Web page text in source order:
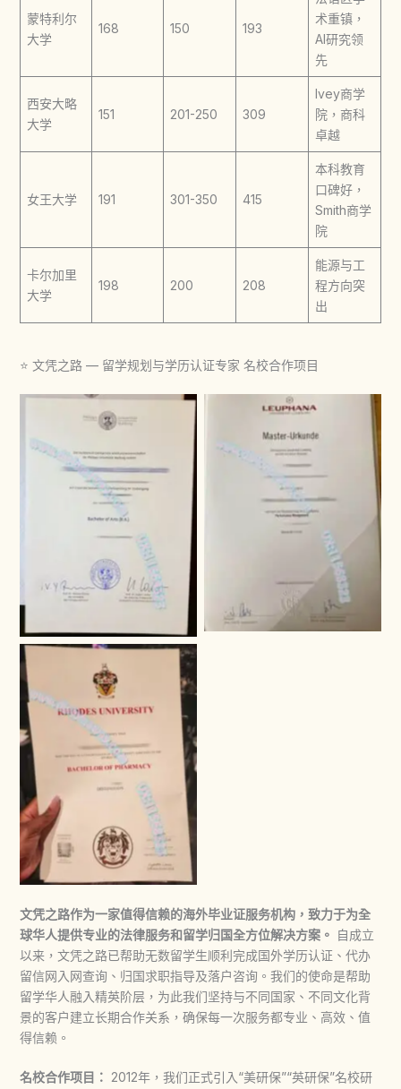
蒙特利尔
大学
168 150 193
术重镇，
AI研究领
先
西安大略
大学
151 201-250 309
Ivey商学
院，商科
卓越
女王大学 191 301-350 415
本科教育
口碑好，
Smith商学
院
卡尔加里
大学
198 200 208
能源与工
程方向突
出
⭐ 文凭之路 — 留学规划与学历认证专家 名校合作项目
德国马尔堡-菲利普大学本科
学位证书纸质版实拍，德国
University of Marburg
Urkunde模板，
德国吕讷堡大学硕士学位证书
纸质版案例图，德国
Leuphana Universität
Lüneburg diploma模板，
南非罗德斯大学学位证书实拍
案例图，南非Rhodes
University diploma模板。
文凭之路作为一家值得信赖的海外毕业证服务机构，致力于为全
球华人提供专业的法律服务和留学归国全方位解决方案。 自成立
以来，文凭之路已帮助无数留学生顺利完成国外学历认证、代办
留信网入网查询、归国求职指导及落户咨询。我们的使命是帮助
留学华人融入精英阶层，为此我们坚持与不同国家、不同文化背
景的客户建立长期合作关系，确保每一次服务都专业、高效、值
得信赖。
名校合作项目： 2012年，我们正式引入“美研保”“英研保”名校研